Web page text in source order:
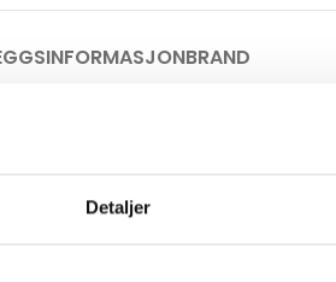
Detaljer
BRAND